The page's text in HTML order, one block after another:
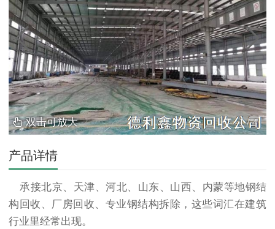
1/4
双击可放大
产品详情
承接北京、天津、河北、山东、山西、内蒙等地钢结
构回收 、厂房回收、专业钢结构拆除，这些词汇在建筑
行业里经常出现。